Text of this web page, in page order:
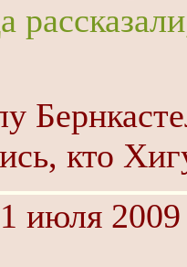
кто
июля